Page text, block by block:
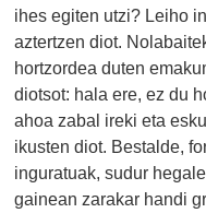
ihes egiten utzi? Leiho
aztertzen diot.
hortzordea duten
diotsot: hala ere, ez du
ahoa zabal ireki eta
ikusten diot. Bestalde,
inguratuak, sudur
gainean zarakar handi